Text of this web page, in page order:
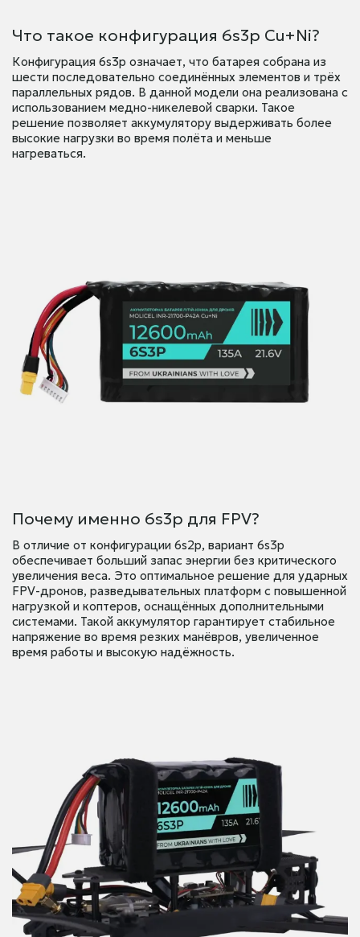
Что такое конфигурация 6s3p Cu+Ni?
Конфигурация 6s3p означает, что батарея собрана из
шести последовательно соединённых элементов и трёх
параллельных рядов. В данной модели она реализована с
использованием медно-никелевой сварки. Такое
решение позволяет аккумулятору выдерживать более
высокие нагрузки во время полёта и меньше
нагреваться.
Почему именно 6s3p для FPV?
В отличие от конфигурации 6s2p, вариант 6s3p
обеспечивает больший запас энергии без критического
увеличения веса. Это оптимальное решение для ударных
FPV-дронов, разведывательных платформ с повышенной
нагрузкой и коптеров, оснащённых дополнительными
системами. Такой аккумулятор гарантирует стабильное
напряжение во время резких манёвров, увеличенное
время работы и высокую надёжность.